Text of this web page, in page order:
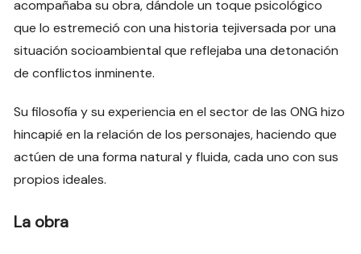
acompañaba su obra, dándole un toque psicológico
que lo estremeció con una historia tejiversada por una
situación socioambiental que reflejaba una detonación
de conflictos inminente.
Su filosofía y su experiencia en el sector de las ONG hizo
hincapié en la relación de los personajes, haciendo que
actúen de una forma natural y fluida, cada uno con sus
propios ideales.
La obra